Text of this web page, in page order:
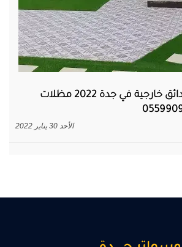
تركيب جلسات حدائق خارجية في جدة 2022 مظلات
الأحد 30 يناير 2022